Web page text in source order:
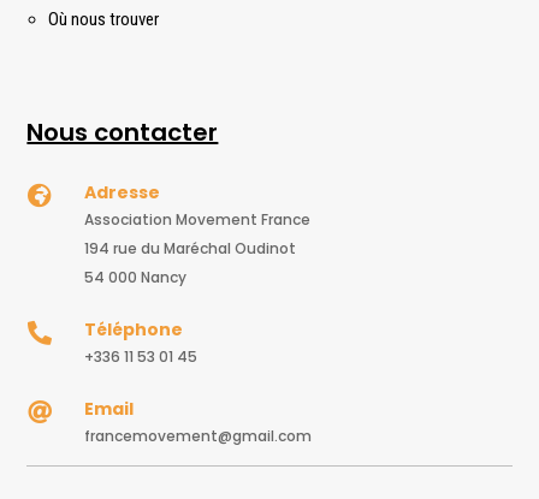
Où nous trouver
Nous contacter
 Adresse
Association Movement France
194 rue du Maréchal Oudinot
54 000 Nancy
 Téléphone
+336 11 53 01 45
 Email
francemovement@gmail.com